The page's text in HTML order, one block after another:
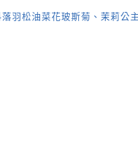
羽松油菜花玻斯菊、茉莉公